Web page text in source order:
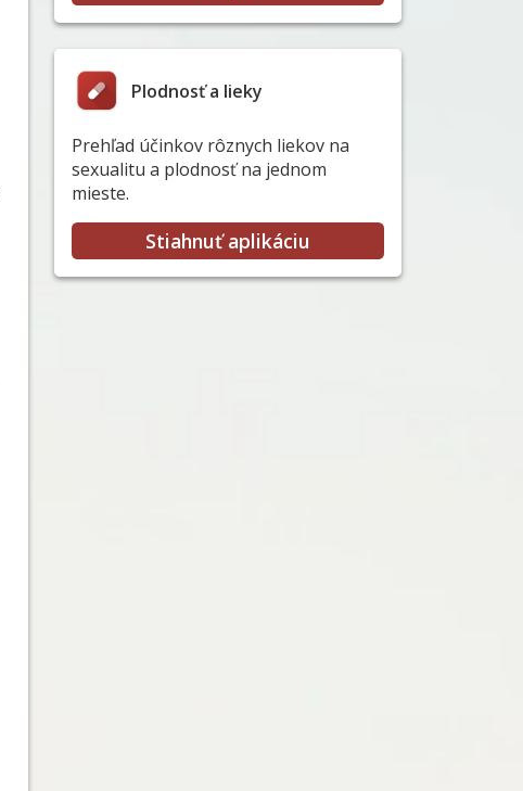
Plodnosť a lieky
Prehľad účinkov rôznych liekov na
sexualitu a plodnosť na jednom
mieste.
Stiahnuť aplikáciu